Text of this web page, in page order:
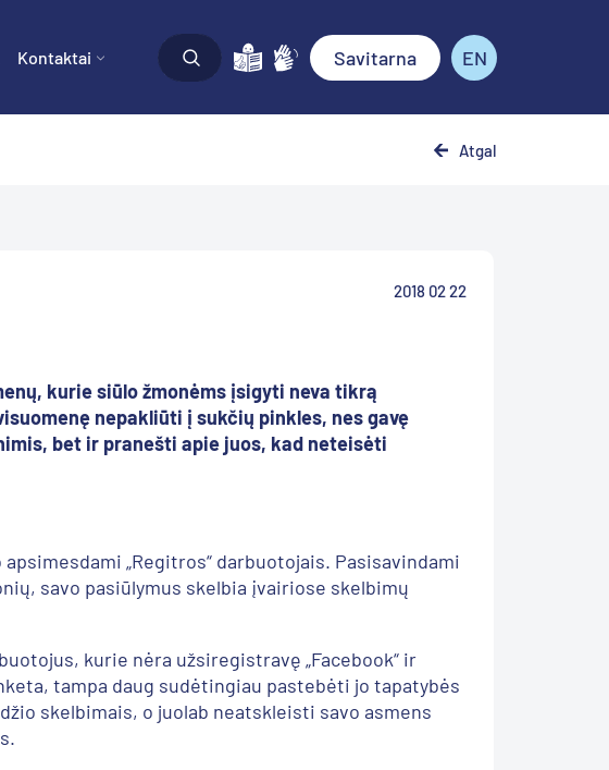
Kontaktai Savitarna EN
Atgal
2018 02 22
kurie siūlo žmonėms įsigyti neva tikrą
nepakliūti į sukčių pinkles, nes gavę
bet ir pranešti apie juos, kad neteisėti
„Regitros“ darbuotojais. Pasisavindami
savo pasiūlymus skelbia įvairiose skelbimų
kurie nėra užsiregistravę „Facebook“ ir
tampa daug sudėtingiau pastebėti jo tapatybės
skelbimais, o juolab neatskleisti savo asmens